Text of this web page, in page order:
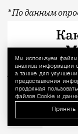
Мы используем
анализа информации
а также для
предоставления
продолжая
файлов Cookie и
Принять
* По данным
** Заглавное
Фото: пресс-
BearFotos/
Квадратные
Реклама